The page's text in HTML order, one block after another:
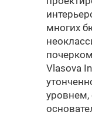
многих
Vlasova